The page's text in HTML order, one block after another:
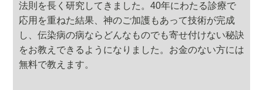
法則を長く研究してきました。40年にわたる診療で
応用を重ねた結果、神のご加護もあって技術が完成
し、伝染病の病ならどんなものでも寄せ付けない秘訣
をお教えできるようになりました。お金のない方には
無料で教えます。